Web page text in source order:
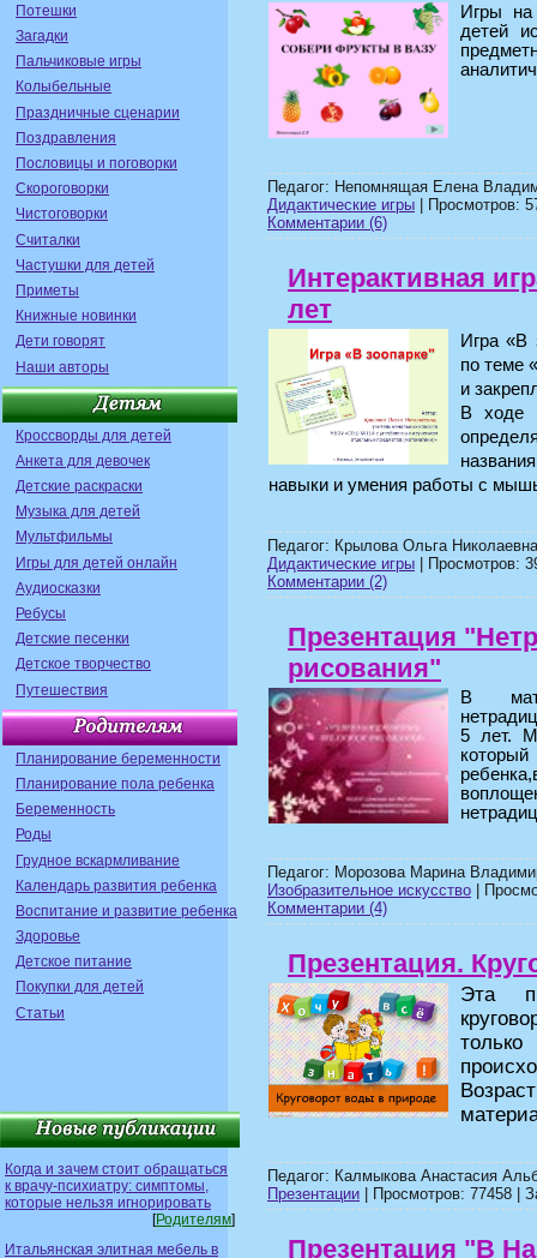
Потешки
Загадки
Пальчиковые игры
Колыбельные
Праздничные сценарии
Поздравления
Пословицы и поговорки
Скороговорки
Чистоговорки
Считалки
Частушки для детей
Приметы
Книжные новинки
Дети говорят
Наши авторы
Кроссворды для детей
Анкета для девочек
Детские раскраски
Музыка для детей
Мультфильмы
Игры для детей онлайн
Аудиосказки
Ребусы
Детские песенки
Детское творчество
Путешествия
Планирование беременности
Планирование пола ребенка
Беременность
Роды
Грудное вскармливание
Календарь развития ребенка
Воспитание и развитие ребенка
Здоровье
Детское питание
Покупки для детей
Статьи
Когда и зачем стоит обращаться
к врачу-психиатру: симптомы,
которые нельзя игнорировать
[Родителям]
Итальянская элитная мебель в
Игры
детей
Педагог: Непомнящая Елена
Дидактические игры | Просмотров:
Комментарии (6)
Интерактивная
лет
Игра «В
по теме
и
В ходе
навыки и умения работы с
Педагог: Крылова Ольга
Дидактические игры | Просмотров:
Комментарии (2)
Презентация
рисования"
В
5 лет.
Педагог: Морозова Марина
Изобразительное искусство |
Комментарии (4)
Презентация.
Эта
Педагог: Калмыкова Анастасия
Презентации | Просмотров: 77458 |
Презентация "В